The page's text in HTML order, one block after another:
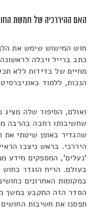
האם ההיררכיה של חמשת
חוש המישוש שימש את
כתב ברייל ויכלה
מחיים של בדידות ללא
הנכות, ללמוד
ואולם, הסיפור שלה
שחשיבותו רחבה בהרבה
שהגדיר באופן שיטתי
היררכי. בראש ניצבו
'נעלים', המספקים מידע
בעולם. הריח הוגדר כחוש
במקומות האחרונים
הסדר הזה התקבע במשך
תפסנו את חשיבות